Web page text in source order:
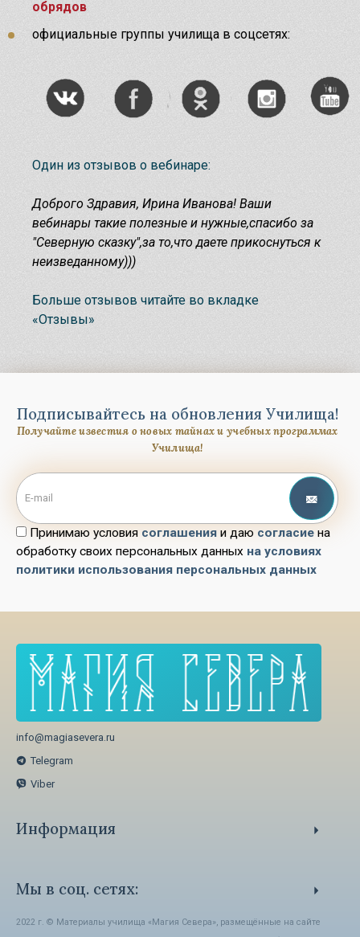
обрядов
официальные группы училища в соцсетях:
Один из отзывов о вебинаре:
Доброго Здравия, Ирина Иванова! Ваши
вебинары такие полезные и нужные,спасибо за
"Северную сказку",за то,что даете прикоснуться к
неизведанному)))
Больше отзывов читайте во вкладке
«Отзывы»
Подписывайтесь на обновления Училища!
Получайте известия о новых тайнах и учебных программах
Училища!
Принимаю условия соглашения и даю согласие на
обработку своих персональных данных на условиях
политики использования персональных данных
info@magiasevera.ru
Telegram
Viber
Информация
Политика обработки персональных данных
Об авторском праве
Мы в соц. сетях:
2022 г. © Материалы училища «Магия Севера», размещённые на сайте